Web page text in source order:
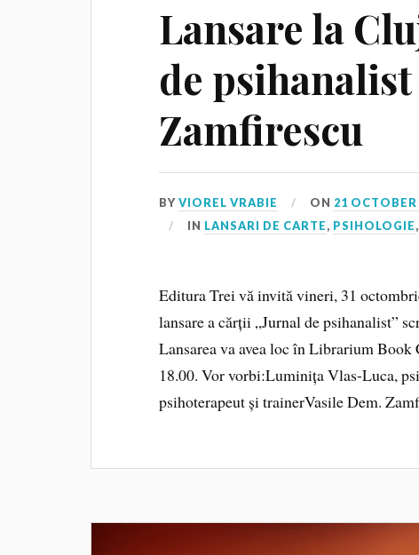
Lansare la
de
Zamfirescu
BYVIOREL VRABIE ON 21 OCTOBER
IN LANSARI DE CARTE, PSIHOLOGIE,
Editura Trei vă invită vineri, 31
lansare a cărții „Jurnal de psihanalist”
Lansarea va avea loc în Librarium
18.00. Vor vorbi:Luminița Vlas-Luca,
psihoterapeut și trainerVasile Dem.